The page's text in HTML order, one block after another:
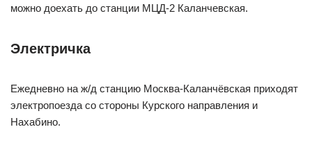
можно доехать до станции МЦД-2 Каланчевская.
Электричка
Ежедневно на ж/д станцию Москва-Каланчёвская приходят
электропоезда со стороны Курского направления и
Нахабино.